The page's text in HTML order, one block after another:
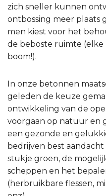
zich sneller kunnen
ontbossing meer plaats
men kiest voor het
de beboste ruimte (elke
boom!).
In onze betonnen
geleden de keuze
ontwikkeling van de
voorgaan op natuur en
een gezonde en
bedrijven best
stukje groen, de
scheppen en het
(herbruikbare flessen,